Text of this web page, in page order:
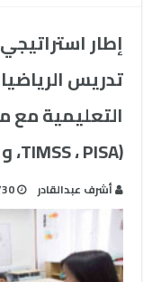
إطار
تدريس
التعليمية مع
(TIMSS ، PISA، وغيرها )
أشرف عبدالقادر